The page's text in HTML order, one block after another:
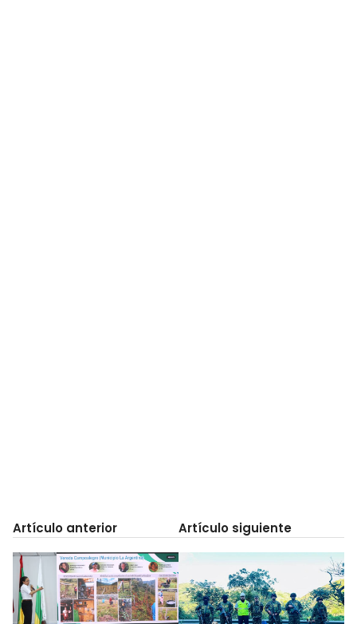
Artículo anterior Artículo siguiente